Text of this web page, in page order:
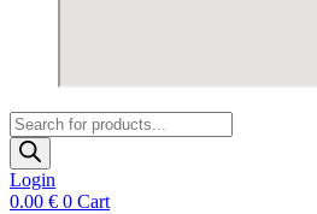
Products
search
Login
0.00 € 0 Cart